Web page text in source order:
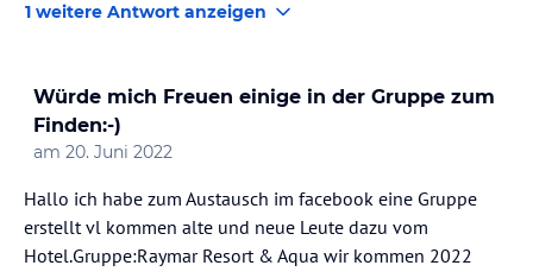
eingescheckt und Zimmer bekommen. Alles super
1 weitere Antwort anzeigen
Würde mich Freuen einige in der Gruppe zum
Finden:-)
am 20. Juni 2022
Hallo ich habe zum Austausch im facebook eine Gruppe
erstellt vl kommen alte und neue Leute dazu vom
Hotel.Gruppe:Raymar Resort & Aqua wir kommen 2022